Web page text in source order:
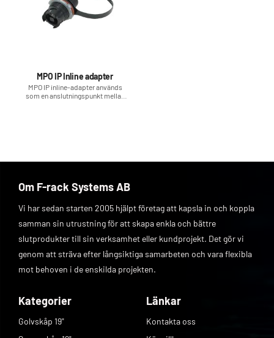
MPO IP Inline adapter
​MPO IP inline-adapter används
som en anslutningspunkt mellan
Om F-rack Systems AB
Vi har sedan starten 2005 hjälpt företag att kapsla in och koppla
samman sin utrustning för att skapa enkla och bättre
slutprodukter till sin verksamhet eller kundprojekt. Det gör vi
genom att sträva efter långsiktiga samarbeten och vara flexibla
mot behoven i de enskilda projekten.
Kategorier
Golvskåp 19"
Länkar
Kontakta oss